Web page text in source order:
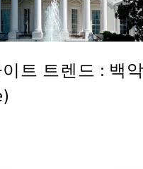
트 트렌드 : 백